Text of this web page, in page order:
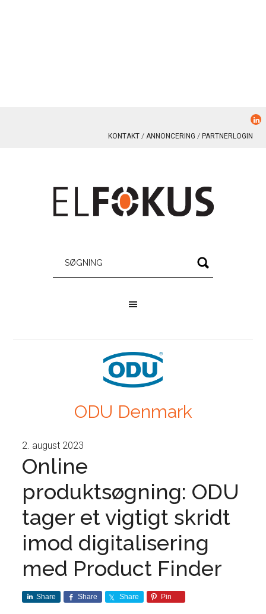
KONTAKT ANNONCERING PARTNERLOGIN
ODU Denmark
2. august 2023
Online
produktsøgning: ODU
tager et vigtigt skridt
imod digitalisering
med Product Finder
Share Share Share Pin